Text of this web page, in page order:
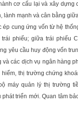
cơ cấu lại và xây dựng
lành mạnh và cân bằng
ép cung ứng vốn từ hệ
phiếu; giữa trái phiếu
yêu cầu huy động vốn
và các dịch vụ ngân hàng
thị trường chứng
máy quản lý thị trường
phát triển mới. Quan tâm